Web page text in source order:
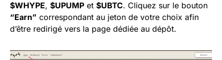
$WHYPE, $UPUMP et $UBTC. Cliquez sur le bouton
“Earn” correspondant au jeton de votre choix afin
d’être redirigé vers la page dédiée au dépôt.